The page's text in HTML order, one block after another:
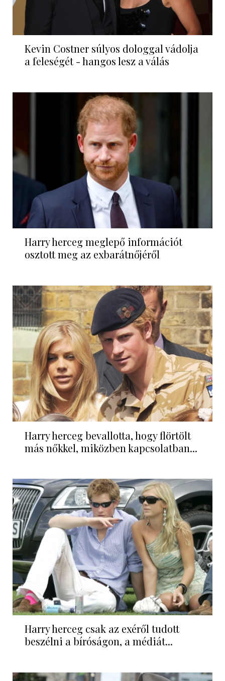
Kevin Costner súlyos dologgal vádolja
a feleségét - hangos lesz a válás
Harry herceg meglepő információt
osztott meg az exbarátnőjéről
Harry herceg bevallotta, hogy flörtölt
más nőkkel, miközben kapcsolatban...
Harry herceg csak az exéről tudott
beszélni a bíróságon, a médiát...